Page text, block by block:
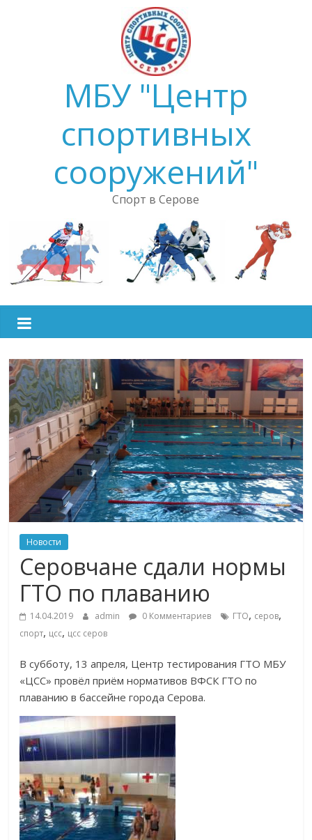
МБУ "Центр
спортивных
сооружений"
Спорт в Серове
Новости
Серовчане сдали нормы
ГТО по плаванию
14.04.2019 admin 0 Комментариев ГТО, серов,
спорт, цсс, цсс серов
В субботу, 13 апреля, Центр тестирования ГТО МБУ
«ЦСС» провёл приём нормативов ВФСК ГТО по
плаванию в бассейне города Серова.